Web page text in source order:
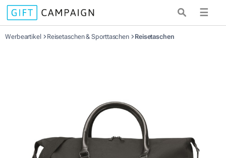
☰
Werbeartikel Reisetaschen & Sporttaschen Reisetaschen